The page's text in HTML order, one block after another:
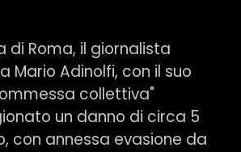
di Roma, il giornalista
Mario Adinolfi, con il suo
collettiva"
un danno di circa 5
con annessa evasione da